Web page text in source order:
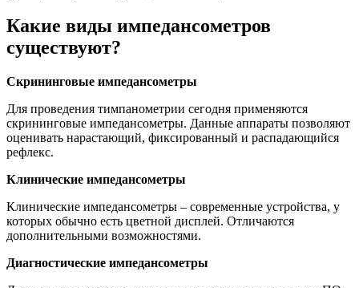
Какие виды импедансометров
существуют?
Скрининговые импедансометры
Для проведения тимпанометрии сегодня применяются
скрининговые импедансометры. Данные аппараты позволяют
оценивать нарастающий, фиксированный и распадающийся
рефлекс.
Клинические импедансометры
Клинические импедансометры – современные устройства, у
которых обычно есть цветной дисплей. Отличаются
дополнительными возможностями.
Диагностические импедансометры